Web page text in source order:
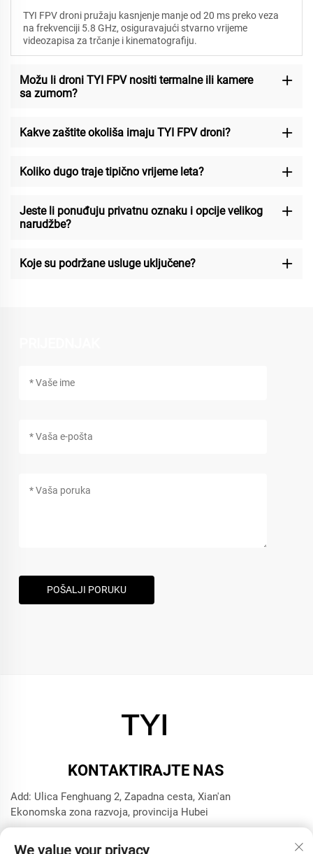
TYI FPV droni pružaju kasnjenje manje od 20 ms preko veza
na frekvenciji 5.8 GHz, osiguravajući stvarno vrijeme
videozapisa za trčanje i kinematografiju.
Možu li droni TYI FPV nositi termalne ili kamere
sa zumom?
Kakve zaštite okoliša imaju TYI FPV droni?
Koliko dugo traje tipično vrijeme leta?
Jeste li ponuđuju privatnu oznaku i opcije velikog
narudžbe?
Koje su podržane usluge uključene?
POŠALJI PORUKU
KONTAKTIRAJTE NAS
Add: Ulica Fenghuang 2, Zapadna cesta, Xian'an
Ekonomska zona razvoja, provincija Hubei
We value your privacy